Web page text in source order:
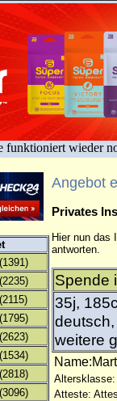
funktioniert wieder
(1391)
(2235)
(2115)
(1795)
(2623)
(1534)
(2818)
(3096)
Angebot
Privates
Hier nun das
antworten.
Spende
35j,
weitere
Altersklasse:
Atteste: